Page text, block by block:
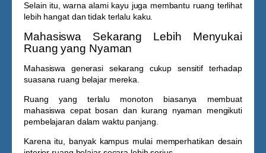
Selain itu, warna alami kayu juga membantu ruang terlihat
lebih hangat dan tidak terlalu kaku.
Mahasiswa Sekarang Lebih Menyukai
Ruang yang Nyaman
Mahasiswa generasi sekarang cukup sensitif terhadap
suasana ruang belajar mereka.
Ruang yang terlalu monoton biasanya membuat
mahasiswa cepat bosan dan kurang nyaman mengikuti
pembelajaran dalam waktu panjang.
Karena itu, banyak kampus mulai memperhatikan desain